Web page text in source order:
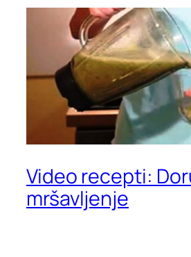
Video recepti:
mršavljenje